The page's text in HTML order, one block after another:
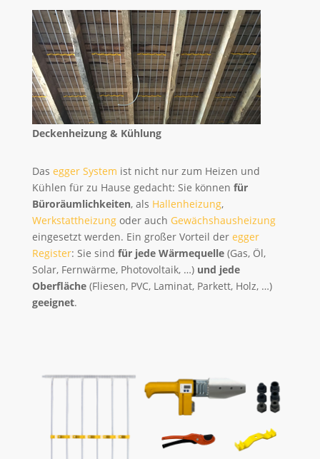
Deckenheizung & Kühlung
Das egger System ist nicht nur zum Heizen und
Kühlen für zu Hause gedacht: Sie können für
Büroräumlichkeiten, als Hallenheizung,
Werkstattheizungoder auch Gewächshausheizung
eingesetzt werden. Ein großer Vorteil der egger
Register: Sie sind für jede Wärmequelle(Gas, Öl,
Solar, Fernwärme, Photovoltaik, …) und jede
Oberfläche(Fliesen, PVC, Laminat, Parkett, Holz, …)
geeignet.